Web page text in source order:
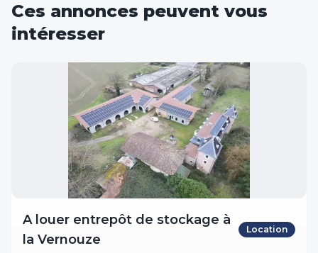
Ces annonces peuvent vous
intéresser
A louer entrepôt de stockage à
la Vernouze
Location